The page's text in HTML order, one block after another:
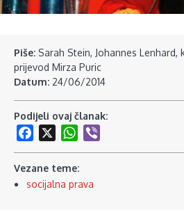
Piše: Sarah Stein, Johannes Lenhard,
prijevod Mirza Puric
Datum: 24/06/2014
Podijeli ovaj članak:
Facebook
WhatsApp
Vezane teme:
socijalna prava